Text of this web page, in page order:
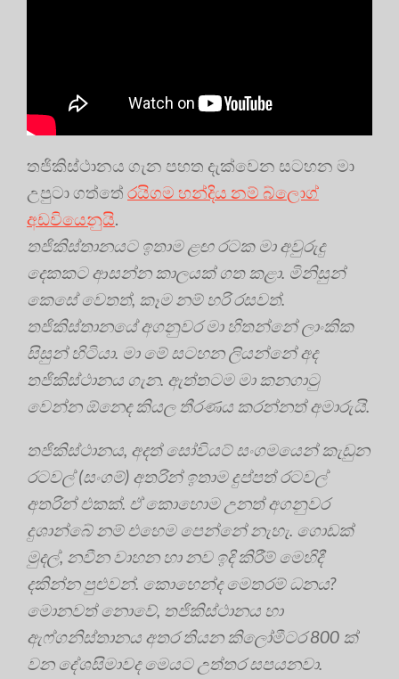
තජිකිස්ථානය ගැන පහත දැක්වෙන සටහන මා
උපුටා ගත්තේ රයිගම හන්දිය නම් බ්ලොග්
අඩවියෙනුයි.
තජිකිස්තානයට ඉතාම ළඟ රටක මා අවුරුදු
දෙකකට ආසන්න කාලයක් ගත කළා. මිනිසුන්
කෙසේ වෙතත්, කෑම නම් හරි රසවත්.
තජිකිස්තානයේ අගනුවර මා හිතන්නේ ලාංකික
සිසුන් හිටියා. මා මේ සටහන ලියන්නේ අද
තජිකිස්ථානය ගැන. ඇත්තටම මා කනගාටු
වෙන්න ඕනෙද කියල තීරණය කරන්නත් අමාරුයි.
තජිකිස්ථානය, අදත් සෝවියට් සංගමයෙන් කැඩුන
රටවල් (සංගම්) අතරින් ඉතාම දුප්පත් රටවල්
අතරින් එකක්. ඒ කොහොම උනත් අගනුවර
දුශාන්බේ නම් එහෙම පෙන්නේ නැහැ. ගොඩක්
මුදල්, නවීන වාහන හා නව ඉදි කිරීම් මෙහිදී
දකින්න පුළුවන්. කොහෙන්ද මෙතරම් ධනය?
මොනවත් නොවේ, තජිකිස්ථානය හා
ඇෆ්ගනිස්තානය අතර තියන කිලෝමීටර 800 ක්
වන දේශසිමාවද මෙයට උත්තර සපයනවා.